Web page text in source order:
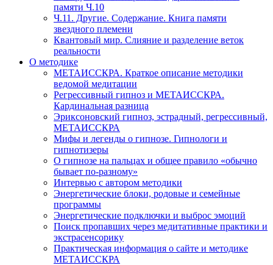
памяти Ч.10
Ч.11. Другие. Содержание. Книга памяти
звездного племени
Квантовый мир. Слияние и разделение веток
реальности
О методике
МЕТАИССКРА. Краткое описание методики
ведомой медитации
Регрессивный гипноз и МЕТАИССКРА.
Кардинальная разница
Эриксоновский гипноз, эстрадный, регрессивный,
МЕТАИССКРА
Мифы и легенды о гипнозе. Гипнологи и
гипнотизеры
О гипнозе на пальцах и общее правило «обычно
бывает по-разному»
Интервью с автором методики
Энергетические блоки, родовые и семейные
программы
Энергетические подключки и выброс эмоций
Поиск пропавших через медитативные практики и
экстрасенсорику
Практическая информация о сайте и методике
МЕТАИССКРА